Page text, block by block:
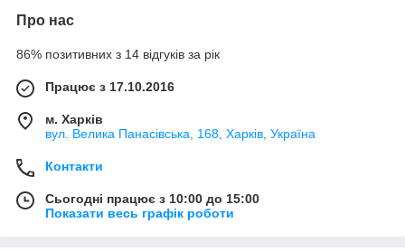
Про нас
86% позитивних з 14 відгуків за рік
Працює з 17.10.2016
м. Харків
вул. Велика Панасівська, 168, Харків, Україна
Контакти
Сьогодні працює з 10:00 до 15:00
Показати весь графік роботи